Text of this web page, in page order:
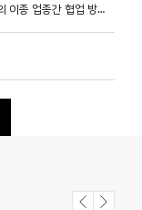
(하나Knowledge+) 최근 국내 금융그룹의 이종 업종간 협업 방향